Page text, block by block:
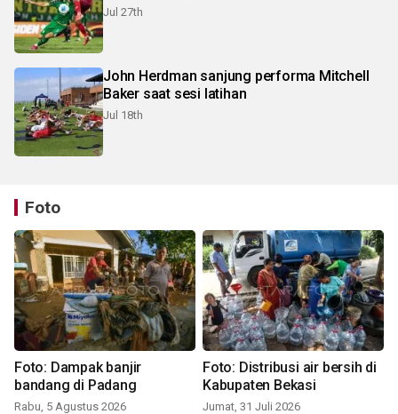
Jul 27th
John Herdman sanjung performa Mitchell
Baker saat sesi latihan
Jul 18th
Foto
Foto: Dampak banjir
bandang di Padang
Rabu, 5 Agustus 2026
Foto: Distribusi air bersih di
Kabupaten Bekasi
Jumat, 31 Juli 2026